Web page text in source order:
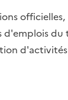
officielles,
d'emplois du